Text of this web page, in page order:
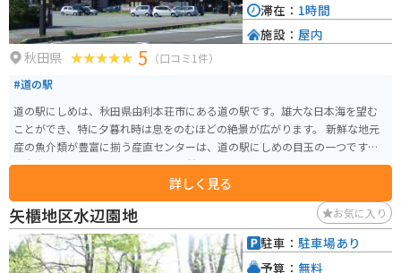
秋田県 5 （口コミ1件）
#道の駅
道の駅にしめは、秋田県由利本荘市にある道の駅です。雄大な日本海を望む
ことができ、特に夕暮れ時は息をのむほどの絶景が広がります。 新鮮な地元
産の魚介類が豊富に揃う産直センターは、道の駅にしめの目玉の一つです。
日本海の幸を味わえるレストランも併設されており、ドライバーにも人気で
す。バイクツーリングで訪れた場合は、日本海を眺めながら休憩できるスペ
ースがあり、おすすめです。 道の駅にしめ周辺には、海水浴場やキャンプ場
などがあり、夏は多くの観光客で賑わいます。また、道の駅からは鳥海山を
望むことができ、登山やハイキングの拠点としても利用できます。道の駅で購
入できる、地元産の果物を使ったジャムやジュースはお土産におすすめで
詳しく見る
滞在： 1時間
施設： 屋内
矢櫃地区水辺園地 お気に入り
駐車： 駐車場あり
予算： 無料